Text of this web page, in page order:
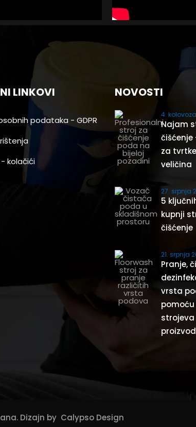
LINKOVI
podataka - GDPR
kolačići
NOVOSTI
4.
Najam
za
veličina
27. srpnja
5
kupnji
čišćenje
21. srpnja
Pranje,
vrsta
pomoću
strojeva
Dizajn by Calypso Design